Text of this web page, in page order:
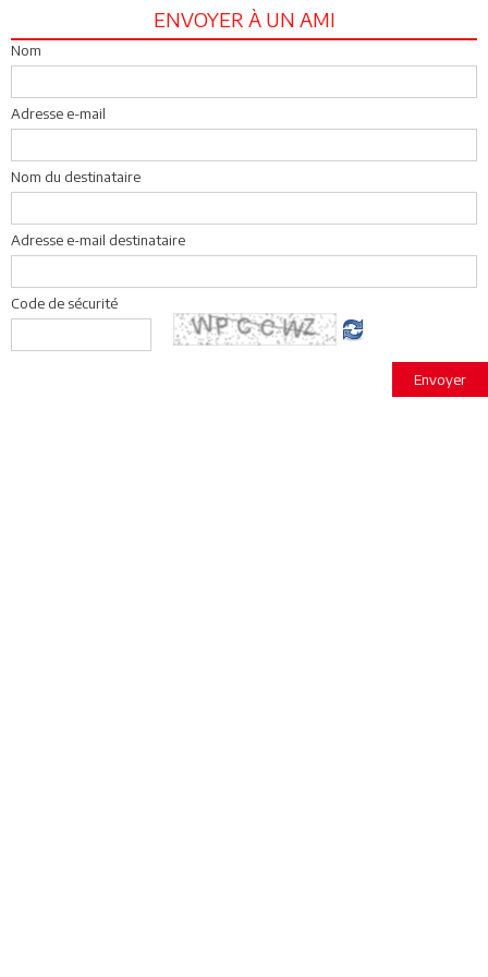
ENVOYER À UN AMI
Nom
Adresse e-mail
Nom du destinataire
Adresse e-mail destinataire
Code de sécurité
Envoyer